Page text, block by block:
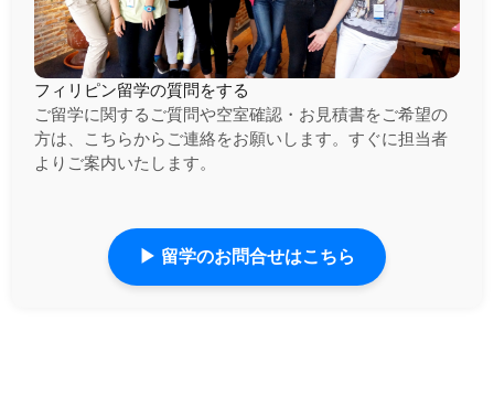
フィリピン留学の質問をする
ご留学に関するご質問や空室確認・お見積書をご希望の
方は、こちらからご連絡をお願いします。すぐに担当者
よりご案内いたします。
▶ 留学のお問合せはこちら